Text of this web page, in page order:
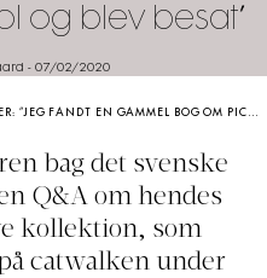
og blev besat”
- 07/02/2020
EN GAMMEL BOG OM PICASSO I MIN SVIGERFARS BOGREOL OG BLEV BESAT”
bag det svenske
Q&A om hendes
kollektion, som
catwalken under